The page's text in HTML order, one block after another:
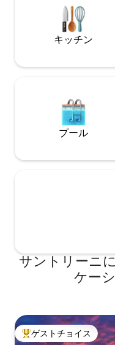
ヴィラは、Santorini
Serenity、Captains
garden、Sailing、Sky
キッチン
プール
サントリーニ
ケー
大好評のゲストチョイ
ゲストチョイス